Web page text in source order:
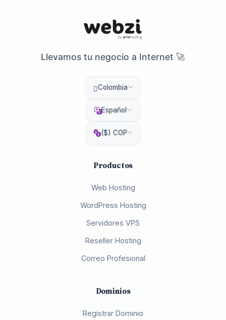
Llevamos tu negocio a Internet 🚀
Colombia
Español
($) COP
Productos
Web Hosting
WordPress Hosting
Servidores VPS
Reseller Hosting
Correo Profesional
Dominios
Registrar Dominio